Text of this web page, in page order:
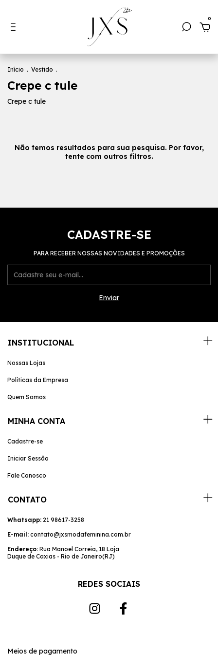
0
Início . Vestido .
Crepe c tule
Crepe c tule
Não temos resultados para sua pesquisa. Por favor,
tente com outros filtros.
CADASTRE-SE
PARA RECEBER NOSSAS NOVIDADES E PROMOÇÕES
INSTITUCIONAL
Nossas Lojas
Políticas da Empresa
Quem Somos
MINHA CONTA
Cadastre-se
Iniciar Sessão
Fale Conosco
CONTATO
Whatsapp: 21 98617-3258
E-mail: contato@jxsmodafeminina.com.br
Endereço: Rua Manoel Correia, 18 Loja
Duque de Caxias - Rio de Janeiro(RJ)
REDES SOCIAIS
Meios de pagamento